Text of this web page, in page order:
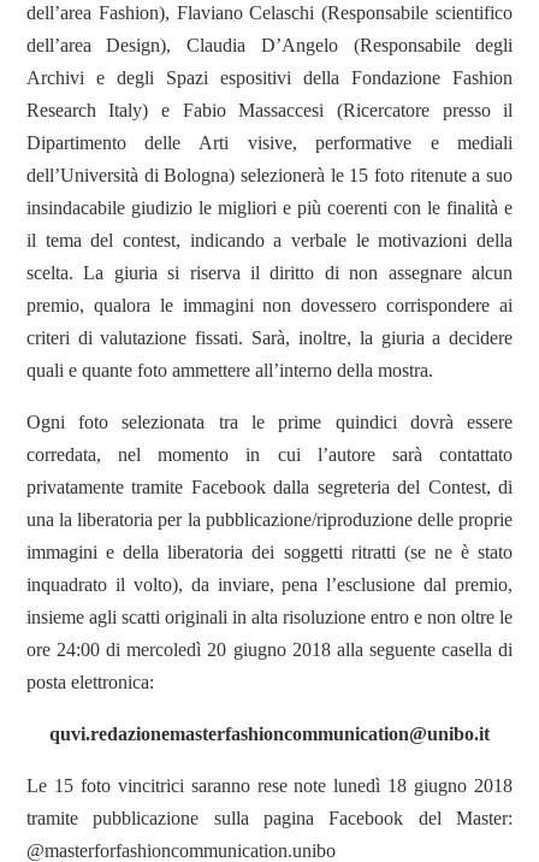
dell’area Fashion), Flaviano Celaschi (Responsabile scientifico
dell’area Design), Claudia D’Angelo (Responsabile degli
Archivi e degli Spazi
espositivi della Fondazione Fashion
Research Italy) e Fabio Massaccesi (Ricercatore presso il
Dipartimento delle Arti visive, performative e mediali
dell’Università di Bologna) selezionerà le 15 foto ritenute a suo
insindacabile giudizio le migliori e più coerenti con le finalità e
il tema del contest, indicando a verbale le motivazioni della
scelta. La giuria si riserva il diritto di non assegnare alcun
premio, qualora le immagini non dovessero corrispondere ai
criteri di valutazione fissati. Sarà, inoltre, la giuria a decidere
quali e quante foto ammettere all’interno della mostra.
Ogni foto selezionata tra le prime quindici dovrà essere
corredata, nel momento in cui l’autore sarà contattato
privatamente tramite Facebook dalla segreteria del Contest, di
una la liberatoria per la pubblicazione/riproduzione delle proprie
immagini e della liberatoria dei soggetti ritratti (se ne è stato
inquadrato il volto), da inviare, pena l’esclusione dal premio,
insieme agli scatti originali in alta risoluzione entro e non oltre le
ore 24:00 di mercoledì 20 giugno 2018 alla seguente casella di
posta elettronica:
quvi.redazionemasterfashioncommunication@unibo.it
Le 15 foto vincitrici saranno rese note lunedì 18 giugno 2018
tramite pubblicazione sulla pagina Facebook del Master:
@masterforfashioncommunication.unibo